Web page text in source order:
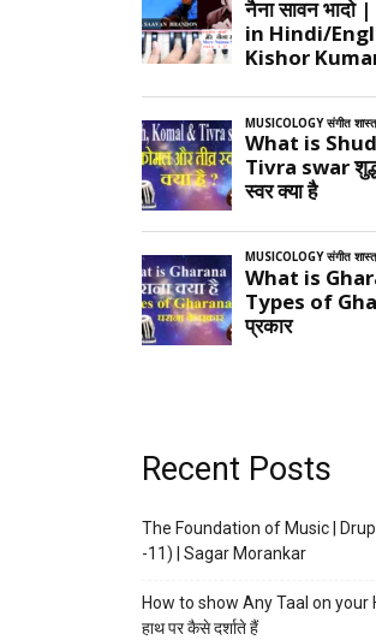
Recent Posts
The Foundation of Music |
-11) | Sagar Morankar
How to show Any Taal on your
हाथ पर कैसे दर्शाते हैं